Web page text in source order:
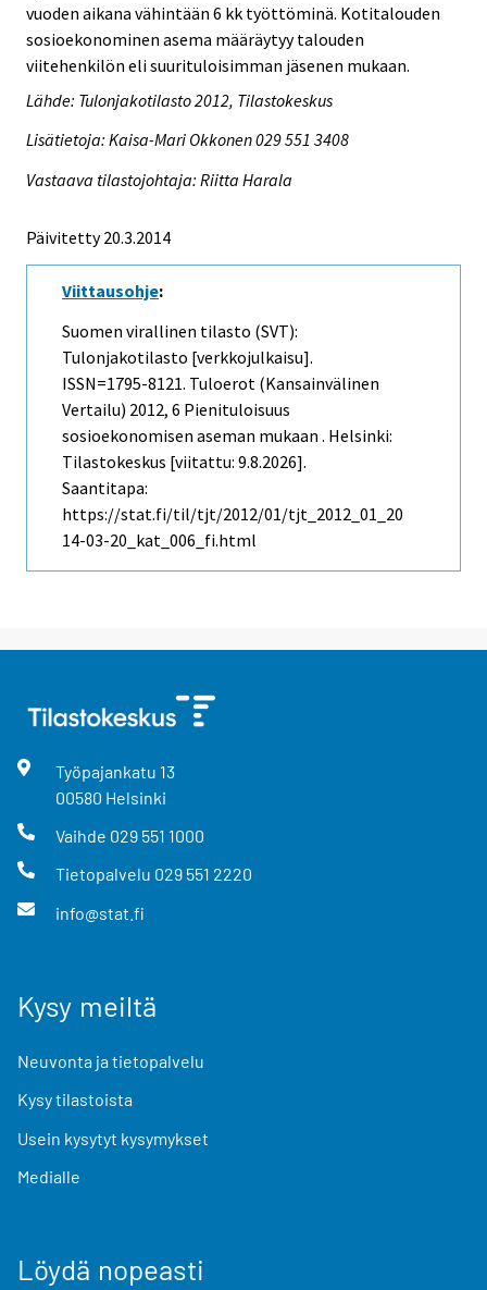
vuoden aikana vähintään 6 kk työttöminä. Kotitalouden
sosioekonominen asema määräytyy talouden
viitehenkilön eli suurituloisimman jäsenen mukaan.
Lähde: Tulonjakotilasto 2012, Tilastokeskus
Lisätietoja: Kaisa-Mari Okkonen 029 551 3408
Vastaava tilastojohtaja: Riitta Harala
Päivitetty 20.3.2014
Viittausohje:
Suomen virallinen tilasto (SVT):
Tulonjakotilasto [verkkojulkaisu].
ISSN=1795-8121. Tuloerot (kansainvälinen
Vertailu) 2012, 6 Pienituloisuus
sosioekonomisen aseman mukaan . Helsinki:
Tilastokeskus [viitattu: 9.8.2026].
Saantitapa:
https://stat.fi/til/tjt/2012/01/tjt_2012_01_20
14-03-20_kat_006_fi.html
Työpajankatu 13
00580 Helsinki
Vaihde 029 551 1000
Tietopalvelu 029 551 2220
info@stat.fi
Kysy meiltä
Neuvonta ja tietopalvelu
Kysy tilastoista
Usein kysytyt kysymykset
Medialle
Löydä nopeasti